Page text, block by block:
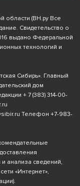
области (ВН.ру Все
Свидетельство о
выдано Федеральной
технологий и
Сибирь». Главный
дом
+ 7 (383) 314-00-
Телефон +7-983-
анализа сведений,
«Интернет»,